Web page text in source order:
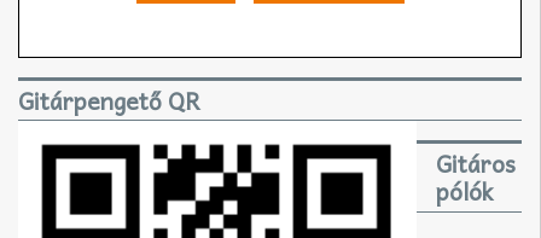
Gitárpengető QR
Gitáros
pólók